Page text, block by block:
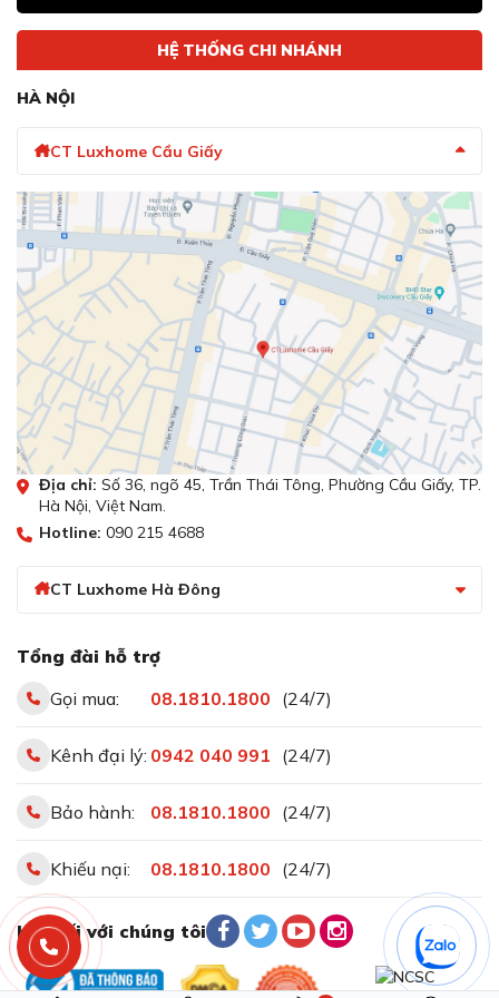
Lưới lọc nan inox, dễ tháo rời giúp bạn dễ dàng vệ
sinh và bảo dưỡng máy
Máy tích hợp hệ thống lọc than hoạt tính, giúp khử mùi
hiệu quả và làm sạch không khí bằng cách loại bỏ các
chất độc hại.
Hệ thống này đặc biệt phù hợp với những căn bếp không
có đường ống thoát khí, mang lại bầu không khí trong
lành và bảo vệ sức khỏe cho cả gia đình.
Độ ồn 46dB tạo cảm giác êm ái, không gây
khó chịu cho người dùng
cho người dùng
động rất êm ái, đảm bảo không gian bếp luôn yên bình
và thoải mái.
Mức ồn thấp này không gây khó chịu, cho phép bạn
thoải mái nấu nướng, trò chuyện và sinh hoạt mà không
bị làm phiền.
HỆ THỐNG CHI NHÁNH
HÀ NỘI
CT Luxhome Cầu Giấy
Địa chỉ: Số 36, ngõ 45, Trần Thái Tông, Phường Cầu Giấy, TP.
Hà Nội, Việt Nam.
Hotline: 090 215 4688
CT Luxhome Hà Đông
Tổng đài hỗ trợ
Gọi mua:
08.1810.1800 (24/7)
Kênh đại lý: 0942 040 991 (24/7)
Bảo hành: 08.1810.1800 (24/7)
Khiếu nại: 08.1810.1800 (24/7)
Kết nối với chúng tôi